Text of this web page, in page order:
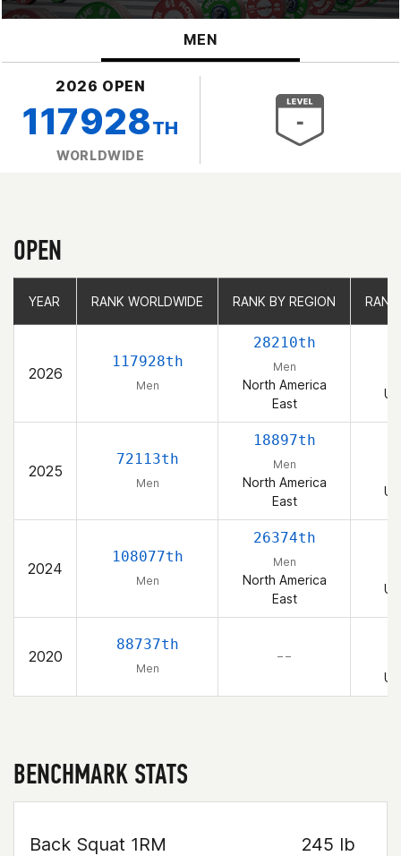
MEN
2026 OPEN
117928TH
WORLDWIDE
OPEN
YEAR RANK WORLDWIDE RANK BY REGION
2026
117928th
Men
28210th
Men
North America
East
2025
72113th
Men
18897th
Men
North America
East
2024
108077th
Men
26374th
Men
North America
East
2020
88737th
Men
– –
YEAR RANK WORLDWIDE RANK BY REGION
BENCHMARK STATS
Back Squat 1RM
245 lb